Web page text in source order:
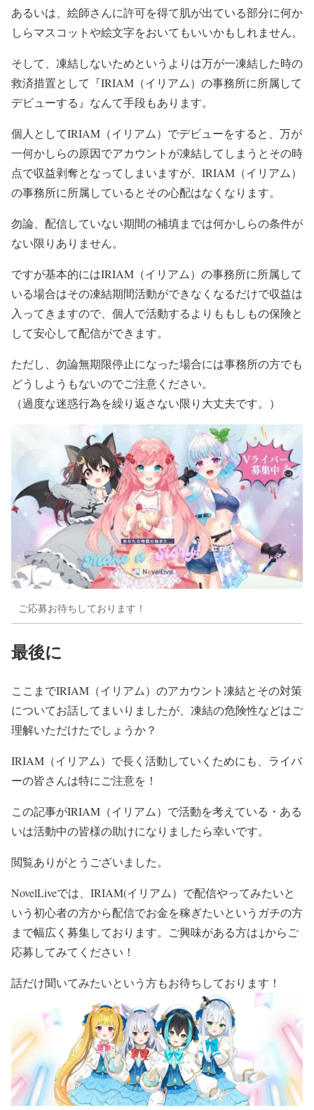
あるいは、絵師さんに許可を得て肌が出ている部分に何か
しらマスコットや絵文字をおいてもいいかもしれません。
そして、凍結しないためというよりは万が一凍結した時の
救済措置として『IRIAM（イリアム）の事務所に所属して
デビューする』なんて手段もあります。
個人としてIRIAM（イリアム）でデビューをすると、万が
一何かしらの原因でアカウントが凍結してしまうとその時
点で収益剥奪となってしまいますが、IRIAM（イリアム）
の事務所に所属しているとその心配はなくなります。
勿論、配信していない期間の補填までは何かしらの条件が
ない限りありません。
ですが基本的にはIRIAM（イリアム）の事務所に所属して
いる場合はその凍結期間活動ができなくなるだけで収益は
入ってきますので、個人で活動するよりももしもの保険と
して安心して配信ができます。
ただし、勿論無期限停止になった場合には事務所の方でも
どうしようもないのでご注意ください。
（過度な迷惑行為を繰り返さない限り大丈夫です。）
ご応募お待ちしております！
最後に
ここまでIRIAM（イリアム）のアカウント凍結とその対策
についてお話してまいりましたが、凍結の危険性などはご
理解いただけたでしょうか？
IRIAM（イリアム）で長く活動していくためにも、ライバ
ーの皆さんは特にご注意を！
この記事がIRIAM（イリアム）で活動を考えている・ある
いは活動中の皆様の助けになりましたら幸いです。
閲覧ありがとうございました。
NovelLiveでは、IRIAM(イリアム）で配信やってみたいと
いう初心者の方から配信でお金を稼ぎたいというガチの方
まで幅広く募集しております。ご興味がある方は↓からご
応募してみてください！
話だけ聞いてみたいという方もお待ちしております！